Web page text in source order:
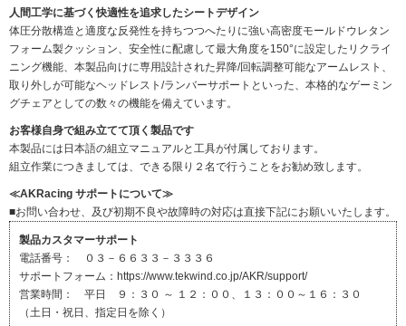
人間工学に基づく快適性を追求したシートデザイン
体圧分散構造と適度な反発性を持ちつつへたりに強い高密度モールドウレタン
フォーム製クッション、安全性に配慮して最大角度を150°に設定したリクライ
ニング機能、本製品向けに専用設計された昇降/回転調整可能なアームレスト、
取り外しが可能なヘッドレスト/ランバーサポートといった、本格的なゲーミン
グチェアとしての数々の機能を備えています。
お客様自身で組み立てて頂く製品です
本製品には日本語の組立マニュアルと工具が付属しております。
組立作業につきましては、できる限り２名で行うことをお勧め致します。
≪AKRacing サポートについて≫
■お問い合わせ、及び初期不良や故障時の対応は直接下記にお願いいたします。
製品カスタマーサポート
電話番号： ０３－６６３３－３３３６
サポートフォーム：https://www.tekwind.co.jp/AKR/support/
営業時間： 平日 ９：３０ ～ １２：００、１３：００～１６：３０
（土日・祝日、指定日を除く）